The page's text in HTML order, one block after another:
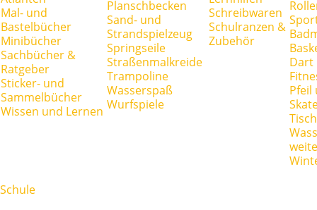
Mal- und
Bastelbücher
Minibücher
Sachbücher &
Ratgeber
Sticker- und
Sammelbücher
Wissen und Lernen
Planschbecken
Sand- und
Strandspielzeug
Springseile
Straßenmalkreide
Trampoline
Wasserspaß
Wurfspiele
Schreibwaren
Schulranzen &
Zubehör
Dart
Pfeil
Schule